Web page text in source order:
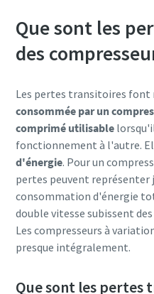
Que sont les
des
Les pertes transitoires font
consommée par un
comprimé utilisablelorsqu'il
fonctionnement à l'autre.
d'énergie. Pour un
pertes peuvent représenter
consommation d'énergie
double vitesse subissent
Les compresseurs à
presque intégralement.
Que sont les pertes